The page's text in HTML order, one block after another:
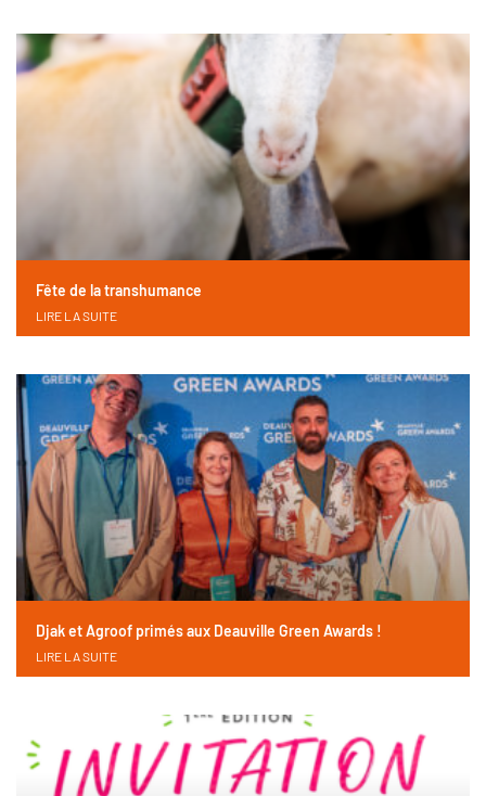
Fête de la transhumance
LIRE LA SUITE
Djak et Agroof primés aux Deauville Green Awards !
LIRE LA SUITE